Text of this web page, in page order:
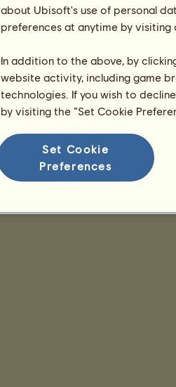
about Ubisoft's use of personal
preferences at anytime by
In addition to the above, by
website activity, including game
technologies. If you wish to
by visiting the “Set Cookie
Set Cookie
Preferences